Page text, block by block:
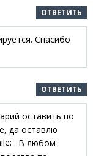
ОТВЕТИТЬ
Спасибо
ОТВЕТИТЬ
оставить по
да оставлю
. В любом